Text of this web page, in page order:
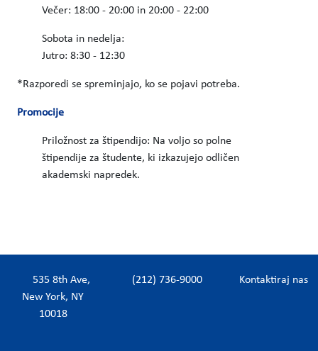
Večer: 18:00 - 20:00 in 20:00 - 22:00
Sobota in nedelja:
Jutro: 8:30 - 12:30
*Razporedi se spreminjajo, ko se pojavi potreba.
Promocije
Priložnost za štipendijo: Na voljo so polne
štipendije za študente, ki izkazujejo odličen
akademski napredek.
535 8th Ave,
New York, NY
10018
(212) 736-9000 Kontaktiraj nas